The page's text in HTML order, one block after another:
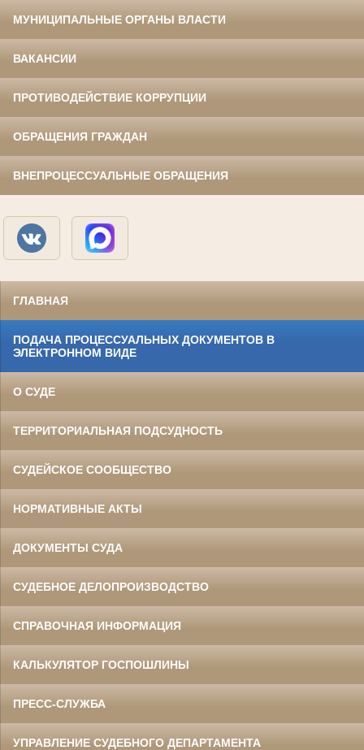
МУНИЦИПАЛЬНЫЕ ОРГАНЫ ВЛАСТИ
ВАКАНСИИ
ПРОТИВОДЕЙСТВИЕ КОРРУПЦИИ
ОБРАЩЕНИЯ ГРАЖДАН
ВНЕПРОЦЕССУАЛЬНЫЕ ОБРАЩЕНИЯ
ГЛАВНАЯ
ПОДАЧА ПРОЦЕССУАЛЬНЫХ ДОКУМЕНТОВ В
ЭЛЕКТРОННОМ ВИДЕ
О СУДЕ
ТЕРРИТОРИАЛЬНАЯ ПОДСУДНОСТЬ
СУДЕЙСКОЕ СООБЩЕСТВО
НОРМАТИВНЫЕ АКТЫ
ДОКУМЕНТЫ СУДА
СУДЕБНОЕ ДЕЛОПРОИЗВОДСТВО
СПРАВОЧНАЯ ИНФОРМАЦИЯ
КАЛЬКУЛЯТОР ГОСПОШЛИНЫ
ПРЕСС-СЛУЖБА
УПРАВЛЕНИЕ СУДЕБНОГО ДЕПАРТАМЕНТА